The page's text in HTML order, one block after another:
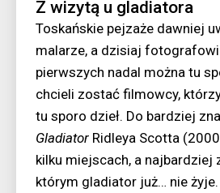
Z wizytą u gladiatora
Toskańskie pejzaże dawniej
malarze, a dzisiaj
pierwszych nadal można tu
chcieli zostać filmowcy,
tu sporo dzieł. Do bardziej
Gladiator Ridleya Scotta
kilku miejscach, a najbardziej
którym gladiator już… nie